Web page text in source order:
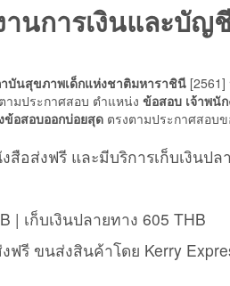
ชาติ
ชิ้น
นการเงินและบั
บันสุขภาพเด็กแห่งชาติมหาราชินี
ามประกาศสอบ ตำแหน่ง ข้อสอบ เจ้าพนั
ข้อสอบออกบ่อยสุด ตรงตามประกาศสอบ
อส่งฟรี และมีบริการเก็บเงินปล
| เก็บเงินปลายทาง 605 THB
ฟรี ขนส่งสินค้าโดย Kerry